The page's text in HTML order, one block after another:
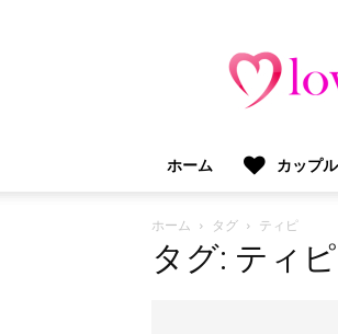
モ）：
プ
マ
マ
向
ホーム カップル
ホーム タグ ティピ
タグ: ティピ